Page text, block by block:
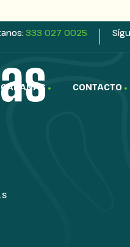
333 027 0025
CABAÑAS CONTACTO